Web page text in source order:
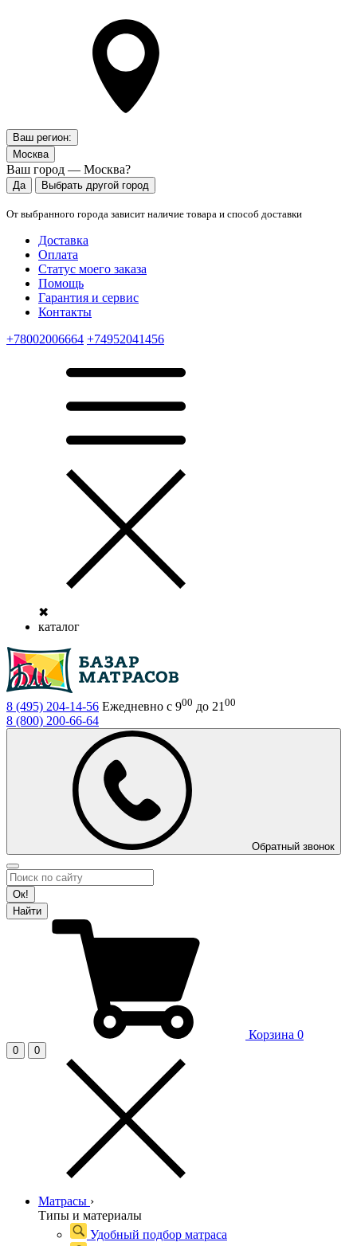
Ваш регион:
Москва
Ваш город — Москва?
Да Выбрать другой город
От выбранного города зависит наличие товара и способ доставки
Доставка
Оплата
Статус моего заказа
Помощь
Гарантия и сервис
Контакты
+78002006664 +74952041456
✖
каталог
8 (495) 204-14-56 Ежедневно с 900 до 21 00
8 (800) 200-66-64
Обратный звонок
Ок!
Найти
Корзина 0
0 0
Матрасы ›
Типы и материалы
Удобный подбор матраса